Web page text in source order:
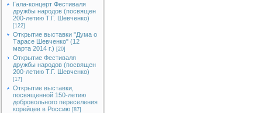
Гала-концерт Фестиваля
дружбы народов (посвящен
200-летию Т.Г. Шевченко)
[122]
Открытие выставки "Дума о
Тарасе Шевченко" (12
марта 2014 г.) [20]
Открытие Фестиваля
дружбы народов (посвящен
200-летию Т.Г. Шевченко)
[17]
Открытие выставки,
посвященной 150-летию
добровольного переселения
корейцев в Россию [87]